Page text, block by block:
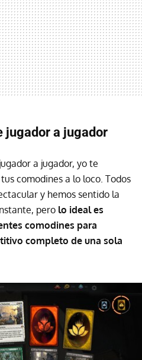
jugador a jugador
a jugador, yo te
comodines a lo loco. Todos
y hemos sentido la
pero lo ideal es
comodines para
completo de una sola